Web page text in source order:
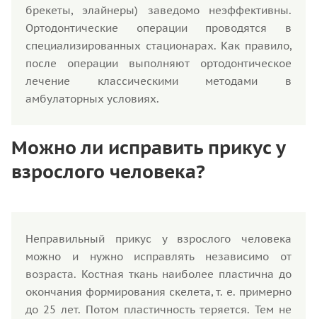
брекеты, элайнеры) заведомо неэффективны.
Ортодонтические операции проводятся в
специализированных стационарах. Как правило,
после операции выполняют ортодонтическое
лечение классическими методами в
амбулаторных условиях.
Можно ли исправить прикус у
взрослого человека?
Неправильный прикус у взрослого человека
можно и нужно исправлять независимо от
возраста. Костная ткань наиболее пластична до
окончания формирования скелета, т. е. примерно
до 25 лет. Потом пластичность теряется. Тем не